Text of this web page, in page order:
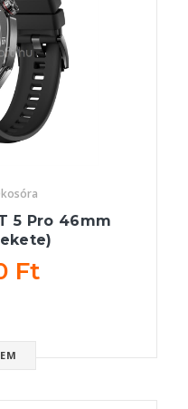
5 Pro 46mm
Ft